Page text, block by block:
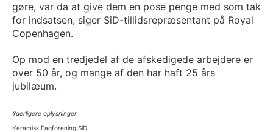
gøre, var da at give dem en pose penge med som tak
for indsatsen, siger SiD-tillidsrepræsentant på Royal
Copenhagen.
Op mod en tredjedel af de afskedigede arbejdere er
over 50 år, og mange af den har haft 25 års
jubilæum.
Yderligere oplysninger
Keramisk Fagforening SiD